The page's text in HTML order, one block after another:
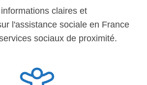
claires et
l'assistance sociale en France
sociaux de proximité.